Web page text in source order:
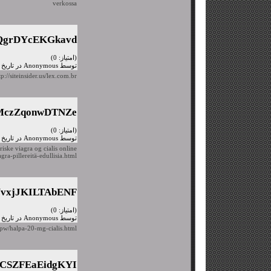
verkossa
(امتیاز: 0)
توسط Anonymous در تاریخ سه شنبه، ۲۷ مهر ۱۳۹۵
siteinsider.us/lex.com.br
(امتیاز: 0)
توسط Anonymous در تاریخ سه شنبه، ۲۷ مهر ۱۳۹۵
viagra og cialis online
pillereitä-edullisia.html
(امتیاز: 0)
توسط Anonymous در تاریخ سه شنبه، ۲۷ مهر ۱۳۹۵
halpa-20-mg-cialis.html